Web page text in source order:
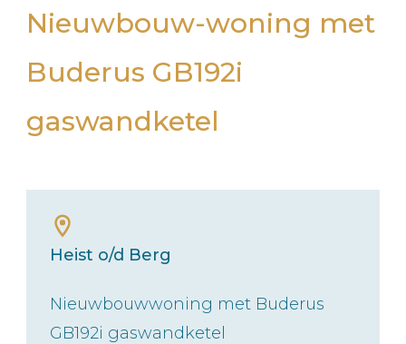
Nieuwbouw-woning met
Buderus GB192i
gaswandketel
Heist o/d Berg
Nieuwbouwwoning met Buderus
GB192i gaswandketel